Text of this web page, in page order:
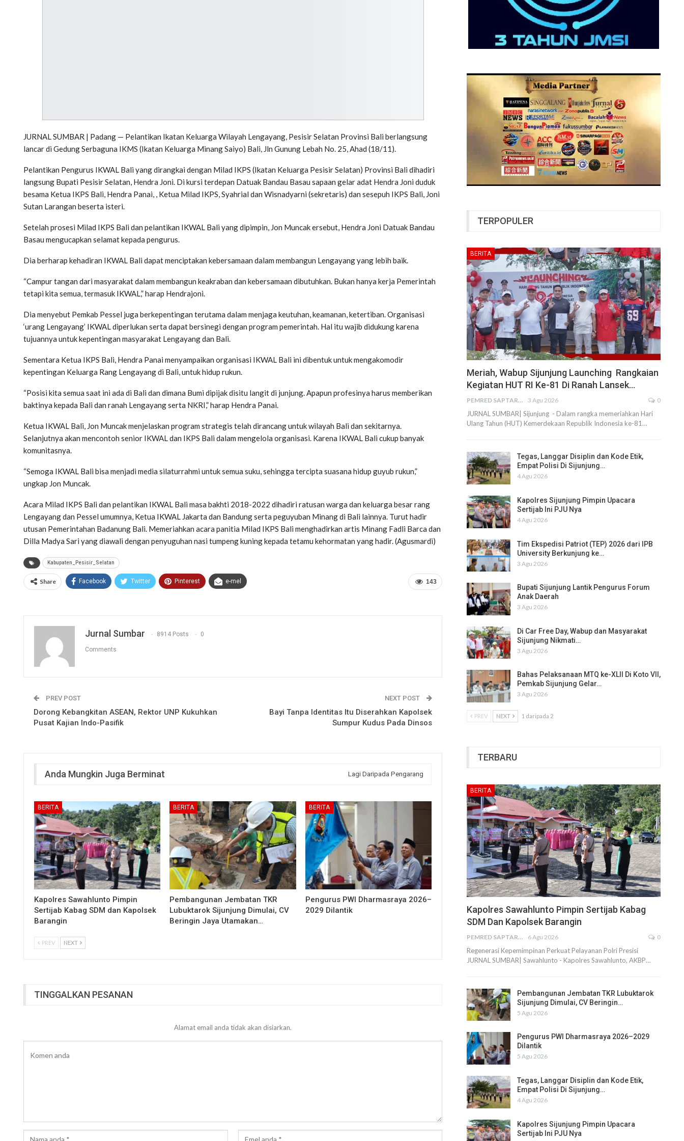
JURNAL SUMBAR | Padang — Pelantikan Ikatan Keluarga Wilayah Lengayang, Pesisir Selatan Provinsi Bali berlangsung
lancar di Gedung Serbaguna IKMS (Ikatan Keluarga Minang Saiyo) Bali, Jln Gunung Lebah No. 25, Ahad (18/11).
Pelantikan Pengurus IKWAL Bali yang dirangkai dengan Milad IKPS (Ikatan Keluarga Pesisir Selatan) Provinsi Bali dihadiri
langsung Bupati Pesisir Selatan, Hendra Joni. Di kursi terdepan Datuak Bandau Basau sapaan gelar adat Hendra Joni duduk
besama Ketua IKPS Bali, Hendra Panai, , Ketua Milad IKPS, Syahrial dan Wisnadyarni (sekretaris) dan sesepuh IKPS Bali, Joni
Sutan Larangan beserta isteri.
Setelah prosesi Milad IKPS Bali dan pelantikan IKWAL Bali yang dipimpin, Jon Muncak ersebut, Hendra Joni Datuak Bandau
Basau mengucapkan selamat kepada pengurus.
Dia berharap kehadiran IKWAL Bali dapat menciptakan kebersamaan dalam membangun Lengayang yang lebih baik.
“Campur tangan dari masyarakat dalam membangun keakraban dan kebersamaan dibutuhkan. Bukan hanya kerja Pemerintah
tetapi kita semua, termasuk IKWAL,” harap Hendrajoni.
Dia menyebut Pemkab Pessel juga berkepentingan terutama dalam menjaga keutuhan, keamanan, ketertiban. Organisasi
‘urang Lengayang’ IKWAL diperlukan serta dapat bersinegi dengan program pemerintah. Hal itu wajib didukung karena
tujuannya untuk kepentingan masyarakat Lengayang dan Bali.
Sementara Ketua IKPS Bali, Hendra Panai menyampaikan organisasi IKWAL Bali ini dibentuk untuk mengakomodir
kepentingan Keluarga Rang Lengayang di Bali, untuk hidup rukun.
“Posisi kita semua saat ini ada di Bali dan dimana Bumi dipijak disitu langit di junjung. Apapun profesinya harus memberikan
baktinya kepada Bali dan ranah Lengayang serta NKRI,” harap Hendra Panai.
Ketua IKWAL Bali, Jon Muncak menjelaskan program strategis telah dirancang untuk wilayah Bali dan sekitarnya.
Selanjutnya akan mencontoh senior IKWAL dan IKPS Bali dalam mengelola organisasi. Karena IKWAL Bali cukup banyak
komunitasnya.
“Semoga IKWAL Bali bisa menjadi media silaturrahmi untuk semua suku, sehingga tercipta suasana hidup guyub rukun,”
ungkap Jon Muncak.
Acara Milad IKPS Bali dan pelantikan IKWAL Bali masa bakhti 2018-2022 dihadiri ratusan warga dan keluarga besar rang
Lengayang dan Pessel umumnya, Ketua IKWAL Jakarta dan Bandung serta peguyuban Minang di Bali lainnya. Turut hadir
utusan Pemerintahan Badanung Bali. Memeriahkan acara panitia Milad IKPS Bali menghadirkan artis Minang Fadli Barca dan
Dilla Madya Sari yang diawali dengan penyuguhan nasi tumpeng kuning kepada tetamu kehormatan yang hadir. (Agusmardi)
Kabupaten_Pesisir_Selatan
143
Share Facebook Twitter Pinterest e-mel
Jurnal Sumbar 8914 Posts 0
Comments
PREV POST
Dorong Kebangkitan ASEAN, Rektor UNP Kukuhkan
Pusat Kajian Indo-Pasifik
NEXT POST
Bayi Tanpa Identitas Itu Diserahkan Kapolsek
Sumpur Kudus Pada Dinsos
Anda Mungkin Juga Berminat Lagi Daripada Pengarang
BERITA
Kapolres Sawahlunto Pimpin
Sertijab Kabag SDM dan Kapolsek
Barangin
BERITA
Pembangunan Jembatan TKR
Lubuktarok Sijunjung Dimulai, CV
Beringin Jaya Utamakan…
BERITA
Pengurus PWI Dharmasraya 2026–
2029 Dilantik
PREV NEXT
TINGGALKAN PESANAN
Alamat email anda tidak akan disiarkan.
TERPOPULER
BERITA
Meriah, Wabup Sijunjung Launching Rangkaian
Kegiatan HUT RI Ke-81 Di Ranah Lansek…
PEMRED SAPTARIUS 3 Agu 2026 0
JURNAL SUMBAR| Sijunjung - Dalam rangka memeriahkan Hari
Ulang Tahun (HUT) Kemerdekaan Republik Indonesia ke-81…
Tegas, Langgar Disiplin dan Kode Etik,
Empat Polisi Di Sijunjung…
4 Agu 2026
Kapolres Sijunjung Pimpin Upacara
Sertijab Ini PJU Nya
4 Agu 2026
Tim Ekspedisi Patriot (TEP) 2026 dari IPB
University Berkunjung ke…
3 Agu 2026
Bupati Sijunjung Lantik Pengurus Forum
Anak Daerah
3 Agu 2026
Di Car Free Day, Wabup dan Masyarakat
Sijunjung Nikmati…
3 Agu 2026
Bahas Pelaksanaan MTQ ke-XLII Di Koto VII,
Pemkab Sijunjung Gelar…
3 Agu 2026
PREV NEXT 1 daripada 2
TERBARU
BERITA
Kapolres Sawahlunto Pimpin Sertijab Kabag
SDM Dan Kapolsek Barangin
PEMRED SAPTARIUS 6 Agu 2026 0
Regenerasi Kepemimpinan Perkuat Pelayanan Polri Presisi
JURNAL SUMBAR| Sawahlunto - Kapolres Sawahlunto, AKBP…
Pembangunan Jembatan TKR Lubuktarok
Sijunjung Dimulai, CV Beringin…
5 Agu 2026
Pengurus PWI Dharmasraya 2026–2029
Dilantik
5 Agu 2026
Tegas, Langgar Disiplin dan Kode Etik,
Empat Polisi Di Sijunjung…
4 Agu 2026
Kapolres Sijunjung Pimpin Upacara
Sertijab Ini PJU Nya